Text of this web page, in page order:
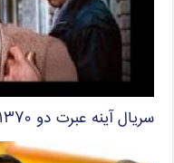
سریال آینه عبرت دو ۱۳۷۰